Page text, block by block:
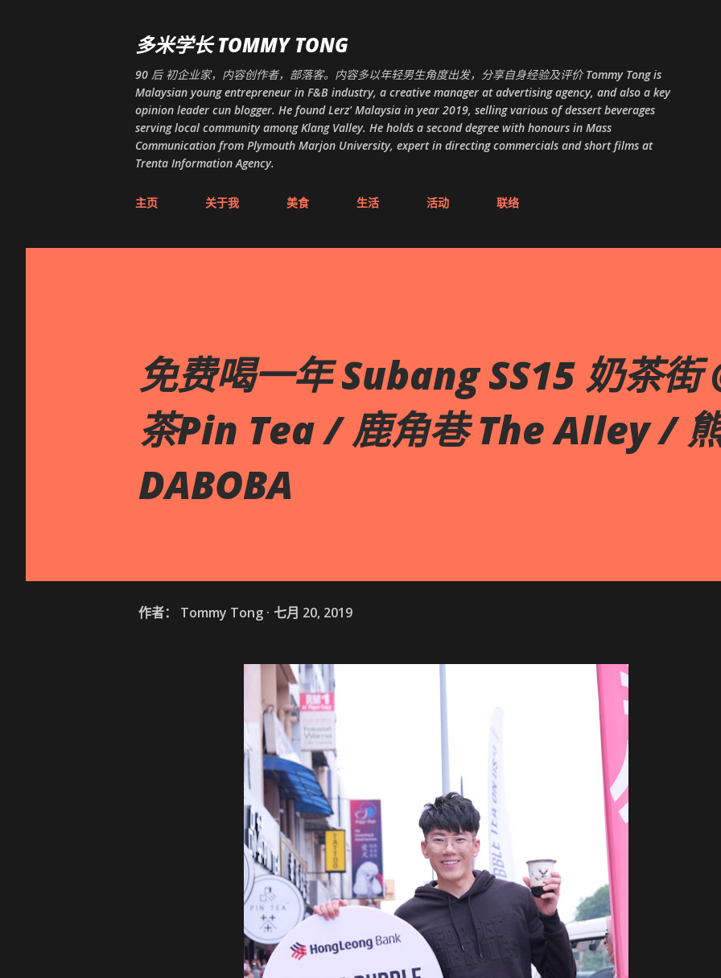
多米学长 TOMMY TONG
90 后 初企业家，内容创作者，部落客。内容多以年轻男生角度出发，分享自身经验及评价 Tommy Tong is
Malaysian young entrepreneur in F&B industry, a creative manager at advertising agency, and also a key
opinion leader cun blogger. He found Lerz' Malaysia in year 2019, selling various of dessert beverages
serving local community among Klang Valley. He holds a second degree with honours in Mass
Communication from Plymouth Marjon University, expert in directing commercials and short films at
Trenta Information Agency.
主页 关于我 美食 生活 活动 联络
免费喝一年 Subang SS15 奶茶街
茶Pin Tea / 鹿角巷 The Alley /
DABOBA
作者： Tommy Tong 七月 20, 2019